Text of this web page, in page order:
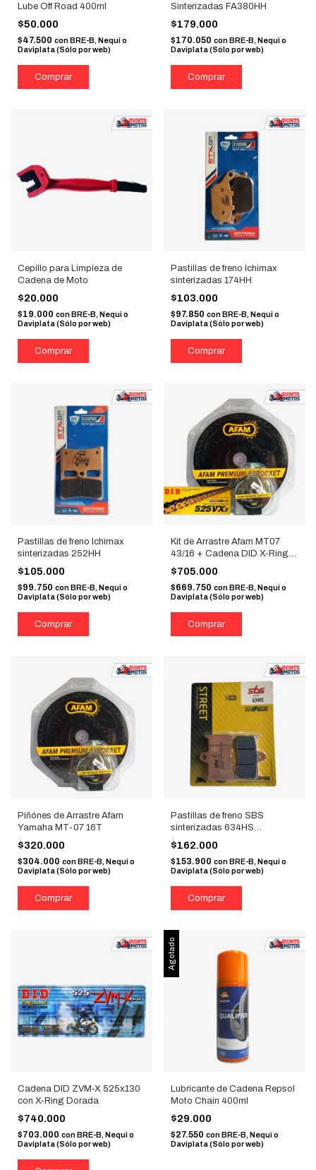
Lube Off Road 400ml
$50.000
$47.500 con BRE-B, Nequi o
Daviplata (Sólo por web)
Sinterizadas FA380HH
$179.000
$170.050 con BRE-B, Nequi o
Daviplata (Sólo por web)
Cepillo para Limpieza de
Cadena de Moto
$20.000
$19.000 conBRE-B, Nequi o
Daviplata (Sólo por web)
Pastillas de freno Ichimax
sinterizadas 174HH
$103.000
$97.850 con BRE-B, Nequi o
Daviplata (Sólo por web)
Pastillas de freno Ichimax
sinterizadas 252HH
$105.000
$99.750 con BRE-B, Nequi o
Daviplata (Sólo por web)
Kit de Arrastre Afam MT07
43/16 + Cadena DID X-Ring
525 Dorada
$705.000
$669.750 con BRE-B, Nequi o
Daviplata (Sólo por web)
Piñónes de Arrastre Afam
Yamaha MT-07 16T
$320.000
$304.000 conBRE-B, Nequi o
Daviplata (Sólo por web)
Pastillas de freno SBS
sinterizadas 634HS
(FA252HH)
$162.000
$153.900 con BRE-B, Nequi o
Daviplata (Sólo por web)
Cadena DID ZVM-X 525x130
con X-Ring Dorada
$740.000
$703.000 con BRE-B, Nequi o
Daviplata (Sólo por web)
Agotado
Lubricante de Cadena Repsol
Moto Chain 400ml
$29.000
$27.550 con BRE-B, Nequi o
Daviplata (Sólo por web)